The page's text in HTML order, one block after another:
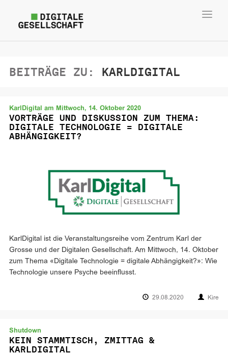
BEITRÄGE ZU: KARLDIGITAL
KarlDigital am Mittwoch, 14. Oktober 2020
VORTRÄGE UND DISKUSSION ZUM THEMA:
DIGITALE TECHNOLOGIE = DIGITALE
ABHÄNGIGKEIT?
KarlDigital ist die Veranstaltungsreihe vom Zentrum Karl der
Grosse und der Digitalen Gesellschaft. Am Mittwoch, 14. Oktober
zum Thema «Digitale Technologie = digitale Abhängigkeit?»: Wie
Technologie unsere Psyche beeinflusst.
29.08.2020 Kire
Shutdown
KEIN STAMMTISCH, ZMITTAG &
KARLDIGITAL